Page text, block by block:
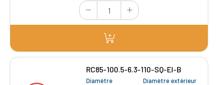
RC85-100.5-6.3-110-SQ-EI-B
Diamètre
Diamètre extérieur